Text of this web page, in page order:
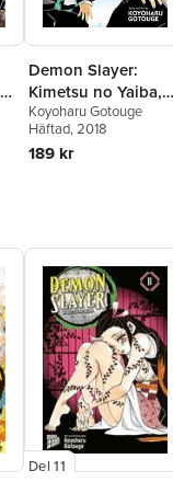
Demon Slayer:
Kimetsu no Yaiba,
Vol. 3
Koyoharu Gotouge
Häftad, 2018
189 kr
Del 11